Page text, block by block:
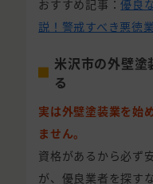
おすすめ記事：優良
説！警戒すべき悪徳
米沢市の外壁
る
実は外壁塗装業を始
ません。
資格があるから必ず
が、優良業者を探す